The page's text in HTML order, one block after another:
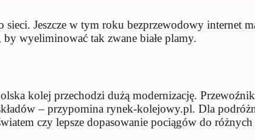
Jeszcze w tym roku bezprzewodowy internet
by wyeliminować tak zwane białe plamy.
kolej przechodzi dużą modernizację.
– przypomina rynek-kolejowy.pl. Dla
czy lepsze dopasowanie pociągów do